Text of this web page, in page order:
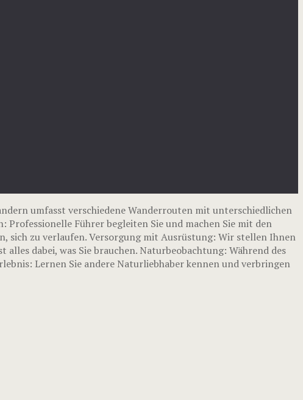
umfasst verschiedene Wanderrouten mit unterschiedlichen
Professionelle Führer begleiten Sie und machen Sie mit den
sich zu verlaufen. Versorgung mit Ausrüstung: Wir stellen Ihnen
dabei, was Sie brauchen. Naturbeobachtung: Während des
Lernen Sie andere Naturliebhaber kennen und verbringen